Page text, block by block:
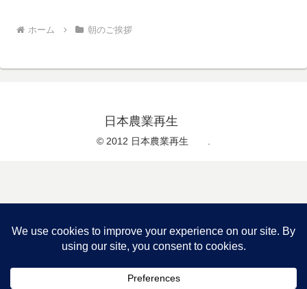
ホーム 朝のご挨拶
日本農業再生
© 2012 日本農業再生 .